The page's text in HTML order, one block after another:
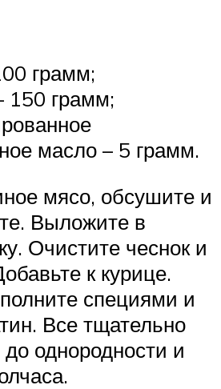
грамм;
150 грамм;
масло – 5 грамм.
мясо, обсушите и
Выложите в
Очистите чеснок и
к курице.
специями и
Все тщательно
однородности и